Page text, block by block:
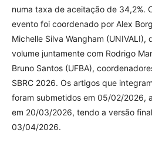
numa taxa de aceitação de 34,2%.
evento foi coordenado por Alex
Michelle Silva Wangham (UNIVALI),
volume juntamente com Rodrigo
Bruno Santos (UFBA),
SBRC 2026. Os artigos que
foram submetidos em 05/02/2026,
em 20/03/2026, tendo a versão
03/04/2026.